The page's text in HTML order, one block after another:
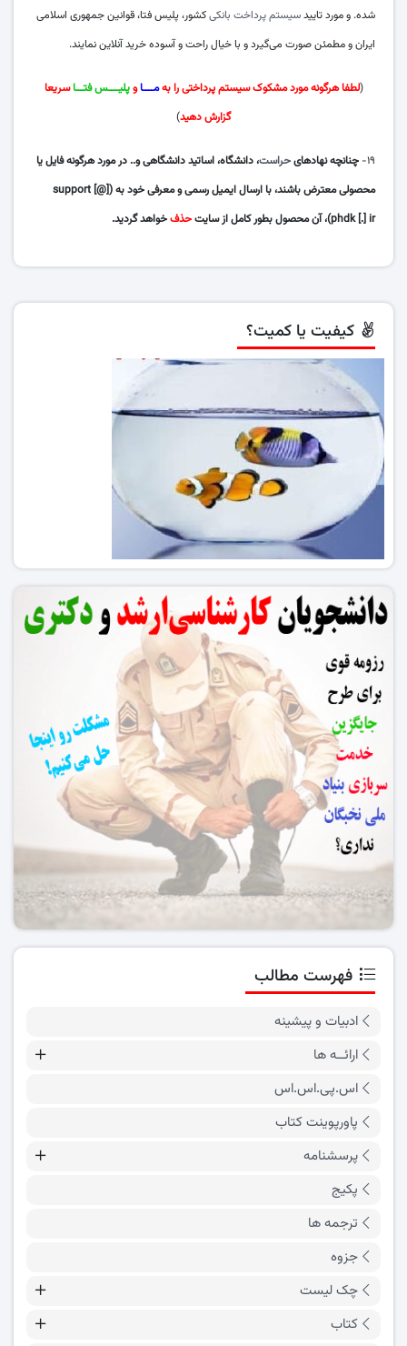
شده. و مورد تاییدسیستم پرداخت بانکیکشور، پلیس فتا، قوانین جمهوری اسلامی
ایران و مطمئن صورت می‌گیرد و با خیال راحت و آسوده خرید آنلاین نمایند.
(لطفا هرگونه مورد مشکوک سیستم پرداختی را بهمــــاوپلیــــس فتـــاسریعا
گزارش دهید)
۱۹- چنانچه نهادهایحراست، دانشگاه، اساتید دانشگاهی و.. در مورد هرگونه فایل یا
محصولی معترض باشند، با ارسال ایمیل رسمی و معرفی خود به (support [@]
phdk [.] ir)، آن محصول بطور کامل از سایت
حذفخواهد گردید.
کیفیت یا کمیت؟
فهرست مطالب
ادبیات و پیشینه
ارائــه ها
اس.پی.اس.اس
پاورپوینت کتاب
پرسشنامه
پکیج
ترجمه ها
جزوه
چک لیست
کتاب